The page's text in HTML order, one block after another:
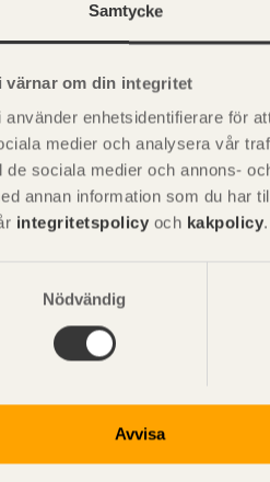
Samtycke
värnar om din integritet
använder enhetsidentifierare för
medier och analysera vår
de sociala medier och annons-
annan information som du har
integritetspolicy och kakpolicy.
Nödvändig
Avvisa
är
för att